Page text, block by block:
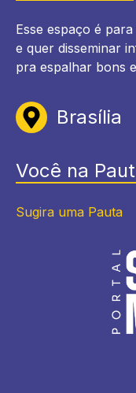
Esse espaço é
e quer disseminar
pra espalhar bons
Brasília
Você na
Sugira uma Pauta